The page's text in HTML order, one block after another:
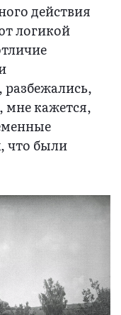
действия
логикой
разбежались,
мне кажется,
что были